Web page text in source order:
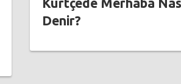
Kürtçede Merhaba
Denir?